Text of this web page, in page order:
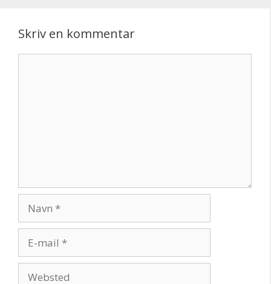
Skriv en kommentar
mail